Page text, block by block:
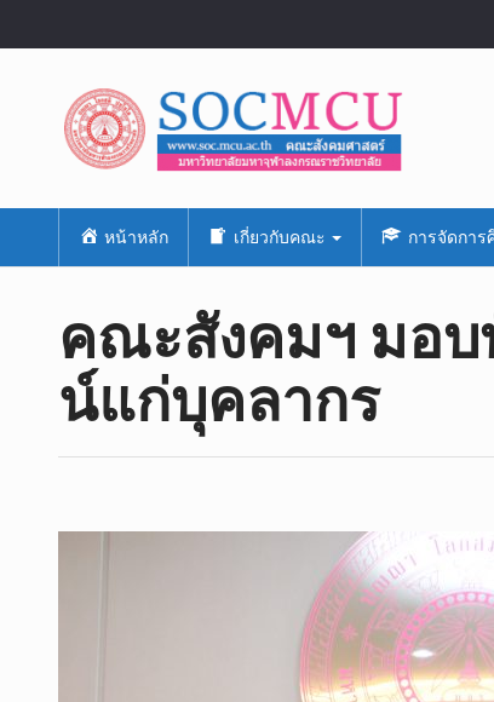
หน้าหลัก เกี่ยวกับคณะ การจัดการ
คณะสังคม​ฯ​ มอ
น์​แก่บุคลากร